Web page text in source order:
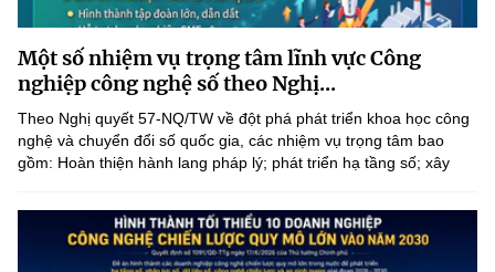
stc@mst.gov.vn
(Ghi rõ nguồn "https://mst.gov.vn" khi phát hành lại thông tin từ
website này)
Một số nhiệm vụ trọng tâm lĩnh vực Công
nghiệp công nghệ số theo Nghị...
Theo Nghị quyết 57-NQ/TW về đột phá phát triển khoa học công
nghệ và chuyển đổi số quốc gia, các nhiệm vụ trọng tâm bao
gồm: Hoàn thiện hành lang pháp lý; phát triển hạ tầng số; xây